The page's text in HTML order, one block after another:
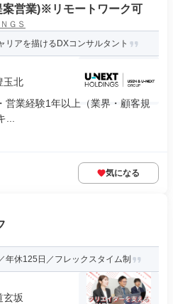
案営業)※リモートワーク可
ＧＳ
リアを描けるDXコンサルタント
玉北
営業経験1年以上（業界・顧客規
気になる
年休125日／フレックスタイム制
玄坂